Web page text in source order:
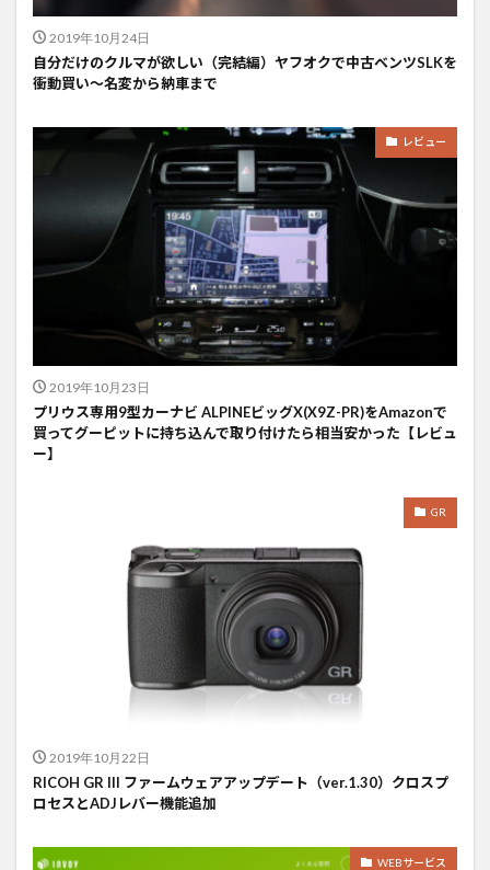
2019年10月24日
自分だけのクルマが欲しい（完結編）ヤフオクで中古ベンツSLKを
衝動買い〜名変から納車まで
レビュー
2019年10月23日
プリウス専用9型カーナビ ALPINEビッグX(X9Z-PR)をAmazonで
買ってグーピットに持ち込んで取り付けたら相当安かった【レビュ
ー】
GR
2019年10月22日
RICOH GR III ファームウェアアップデート（ver.1.30）クロスプ
ロセスとADJレバー機能追加
WEBサービス